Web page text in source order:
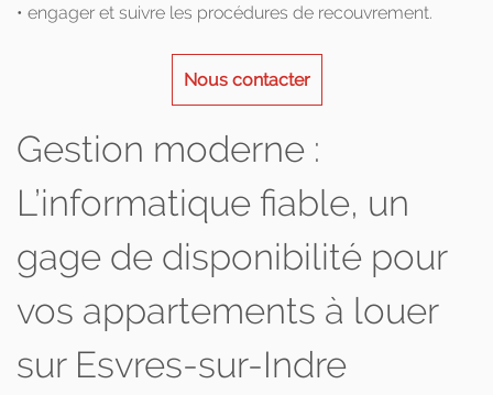
• engager et suivre les procédures de recouvrement.
Nous contacter
Gestion moderne :
L’informatique fiable, un
gage de disponibilité pour
vos appartements à louer
sur Esvres-sur-Indre